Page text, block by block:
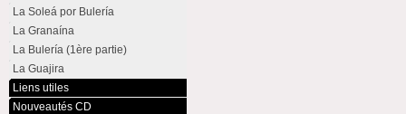
La Soleá por Bulería
La Granaína
La Bulería (1ère partie)
La Guajira
Liens utiles
Nouveautés CD